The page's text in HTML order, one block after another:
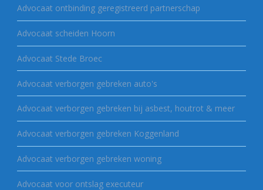
Advocaat ontbinding geregistreerd partnerschap
Advocaat scheiden Hoorn
Advocaat Stede Broec
Advocaat verborgen gebreken auto's
Advocaat verborgen gebreken bij asbest, houtrot & meer
Advocaat verborgen gebreken Koggenland
Advocaat verborgen gebreken woning
Advocaat voor ontslag executeur